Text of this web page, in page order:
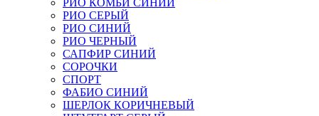
РИО КОМБИ СИНИЙ
РИО СЕРЫЙ
РИО СИНИЙ
РИО ЧЕРНЫЙ
САПФИР СИНИЙ
СОРОЧКИ
СПОРТ
ФАБИО СИНИЙ
ШЕРЛОК КОРИЧНЕВЫЙ